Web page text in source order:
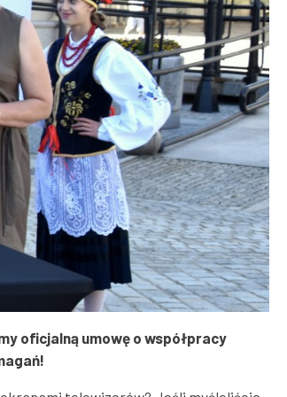
oficjalną umowę o współpracy